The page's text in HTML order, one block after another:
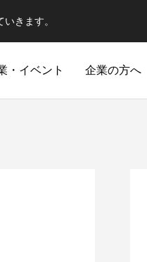
きます。
・イベント 企業の方へ